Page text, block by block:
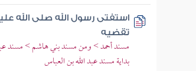
استفتى رسول الله صلى الله
تقضيه
مسند أحمد > ومن مسند بني هاشم > مسند
بداية مسند عبد الله بن العباس